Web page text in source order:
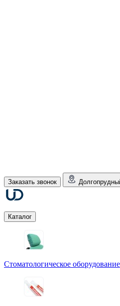
Заказать звонок
Каталог
Стоматологическое оборудование